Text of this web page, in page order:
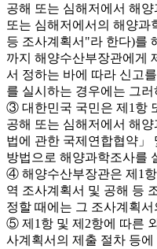
공해 또는 심해저에서 해
또는 심해저에서의 해양과
등 조사계획서"라 한다)를
까지 해양수산부장관에게
서 정하는 바에 따라 신고
를 실시하는 경우에는 그
③ 대한민국 국민은 제1항
공해 또는 심해저에서 해
법에 관한 국제연합협약」
방법으로 해양과학조사를
④ 해양수산부장관은 제1
역 조사계획서 및 공해 등
정할 때에는 그 조사계획
⑤ 제1항 및 제2항에 따른
사계획서의 제출 절차 등